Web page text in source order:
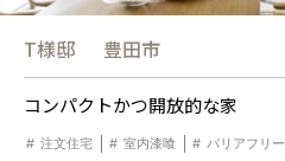
T様邸 豊田市
コンパクトかつ開放的な家
注文住宅 室内漆喰 バリアフリー